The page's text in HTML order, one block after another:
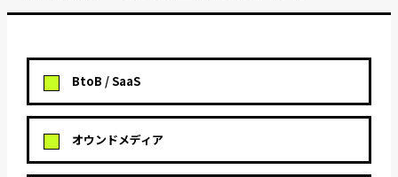
BtoB / SaaS
オウンドメディア